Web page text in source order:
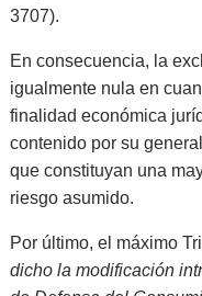
3707).
En consecuencia, la
igualmente nula en
finalidad económica
contenido por su
que constituyan una
riesgo asumido.
Por último, el máximo
dicho la modificación